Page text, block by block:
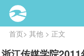
首页> 其他> 正文